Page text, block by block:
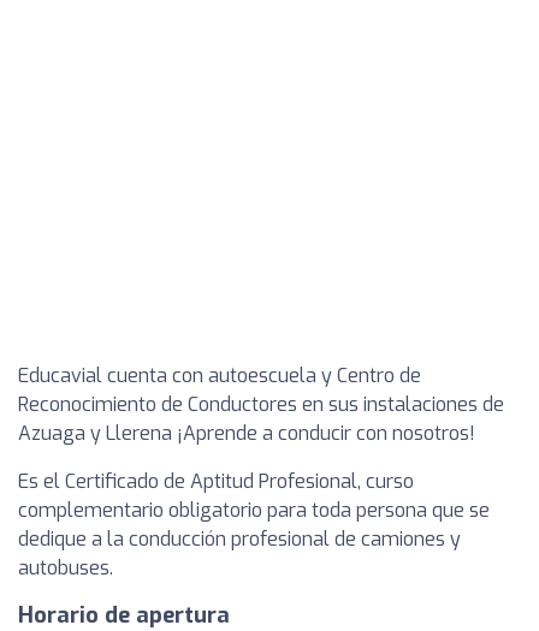
Educavial cuenta con autoescuela y Centro de
Reconocimiento de Conductores en sus instalaciones de
Azuaga y Llerena ¡Aprende a conducir con nosotros!
Es el Certificado de Aptitud Profesional, curso
complementario obligatorio para toda persona que se
dedique a la conducción profesional de camiones y
autobuses.
Horario de apertura